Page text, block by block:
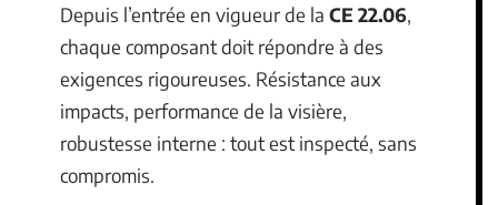
Depuis l’entrée en vigueur de la CE 22.06,
chaque composant doit répondre à des
exigences rigoureuses. Résistance aux
impacts, performance de la visière,
robustesse interne : tout est inspecté, sans
compromis.